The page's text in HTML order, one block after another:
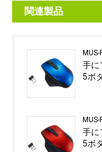
関連製品
手に
5ボ
手に
5ボ